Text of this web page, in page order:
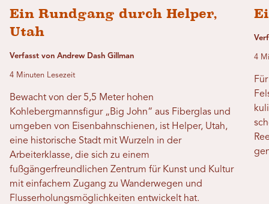
Ein Rundgang durch Helper,
Utah
Verfasst von Andrew Dash Gillman
4 Minuten Lesezeit
Bewacht von der 5,5 Meter hohen
Kohlebergmannsfigur „Big John“ aus Fiberglas und
umgeben von Eisenbahnschienen, ist Helper, Utah,
eine historische Stadt mit Wurzeln in der
Arbeiterklasse, die sich zu einem
fußgängerfreundlichen Zentrum für Kunst und Kultur
mit einfachem Zugang zu Wanderwegen und
Flusserholungsmöglichkeiten entwickelt hat.
4